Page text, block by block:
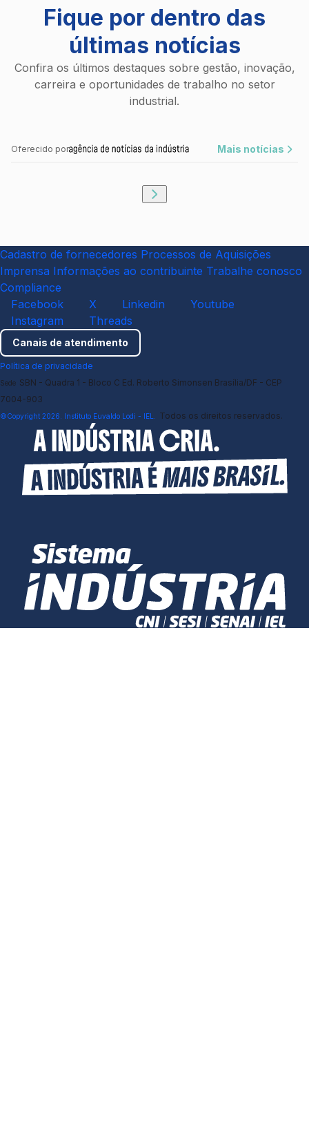
Fique por dentro das
últimas notícias
Confira os últimos destaques sobre gestão, inovação,
carreira e oportunidades de trabalho no setor
industrial.
Oferecido por Mais notícias
Cadastro de fornecedores Processos de Aquisições
Imprensa Informações ao contribuinte Trabalhe conosco
Compliance
Facebook
X Linkedin
Youtube
Instagram
Threads
Canais de atendimento
Política de privacidade
Sede SBN - Quadra 1 - Bloco C Ed. Roberto Simonsen Brasília/DF - CEP
7004-903
©Copyright 2026. Instituto Euvaldo Lodi - IEL. Todos os direitos reservados.